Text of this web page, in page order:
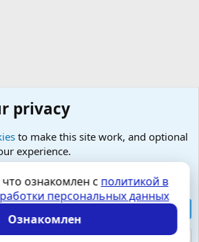
включая сексуальность.
(RU)
и правила
Помощь
S
privacy
to make this site work, and optional
experience.
and configure your preferences
optional cookies
ознакомлен с политикой в
персональных данных
Ознакомлен